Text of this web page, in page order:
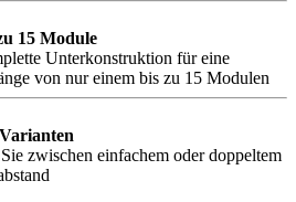
15 Module
Unterkonstruktion für eine
von nur einem bis zu 15 Modulen
zwischen einfachem oder doppeltem